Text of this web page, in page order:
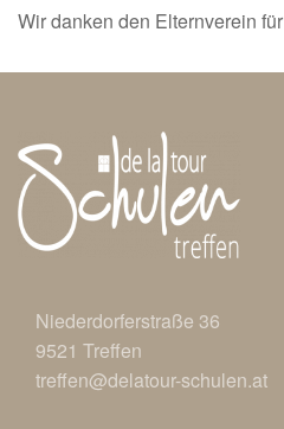
Wir danken den Elternverein
Niederdorferstraße 36
9521 Treffen
treffen@delatour-schulen.at